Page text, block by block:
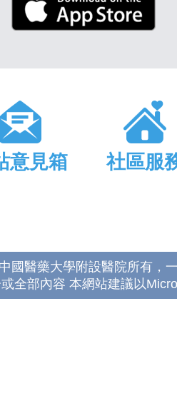
意見箱 社區服
國醫藥大學附設醫院所有，
全部內容 本網站建議以